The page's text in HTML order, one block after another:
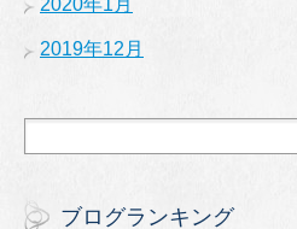
2019年12月
ブログランキング